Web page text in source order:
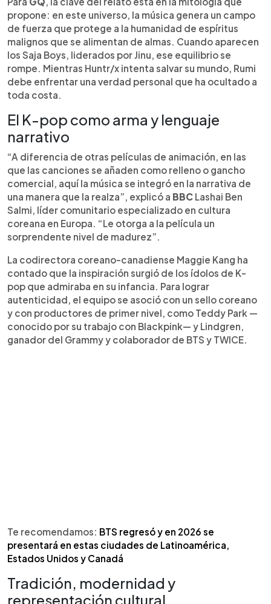
propone: en este universo, la música genera un campo
de fuerza que protege a la humanidad de espíritus
malignos que se alimentan de almas. Cuando aparecen
los Saja Boys, liderados por Jinu, ese equilibrio se
rompe. Mientras Huntr/x intenta salvar su mundo, Rumi
debe enfrentar una verdad personal que ha ocultado a
toda costa.
El K-pop como arma y lenguaje
narrativo
“A diferencia de otras películas de animación, en las
que las canciones se añaden como relleno o gancho
comercial, aquí la música se integró en la narrativa de
una manera que la realza”, explicó a BBC Lashai Ben
Salmi, líder comunitario especializado en cultura
coreana en Europa. “Le otorga a la película un
sorprendente nivel de madurez”.
La codirectora coreano-canadiense Maggie Kang ha
contado que la inspiración surgió de los ídolos de K-
pop que admiraba en su infancia. Para lograr
autenticidad, el equipo se asoció con un sello coreano
y con productores de primer nivel, como Teddy Park —
conocido por su trabajo con Blackpink— y Lindgren,
ganador del Grammy y colaborador de BTS y TWICE.
Te recomendamos: BTS regresó y en 2026 se
presentará en estas ciudades de Latinoamérica,
Estados Unidos y Canadá
Tradición, modernidad y
representación cultural